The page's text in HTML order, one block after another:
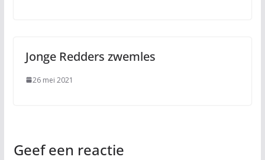
Jonge Redders zwemles
26 mei 2021
Geef een reactie